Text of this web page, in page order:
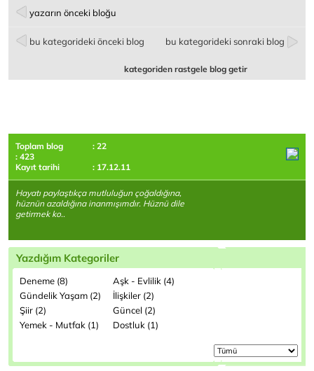
yazarın önceki bloğu
bu kategorideki önceki blog bu kategorideki sonraki blog
kategoriden rastgele blog getir
Toplam blog
: 22
: 423
Kayıt tarihi
: 17.12.11
Hayatı paylaştıkça mutluluğun çoğaldığına,
hüznün azaldığına inanmışımdır. Hüznü dile
getirmek ko..
Yazdığım Kategoriler
Deneme (8)
Aşk - Evlilik (4)
Gündelik Yaşam (2)
İlişkiler (2)
Şiir (2)
Güncel (2)
Yemek - Mutfak (1)
Dostluk (1)